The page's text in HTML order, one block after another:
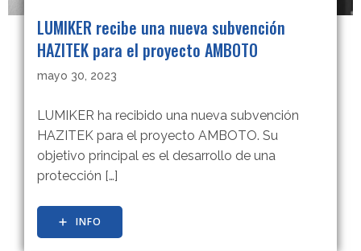
LUMIKER recibe una nueva subvención
HAZITEK para el proyecto AMBOTO
mayo 30, 2023
LUMIKER ha recibido una nueva subvención
HAZITEK para el proyecto AMBOTO. Su
objetivo principal es el desarrollo de una
protección […]
INFO